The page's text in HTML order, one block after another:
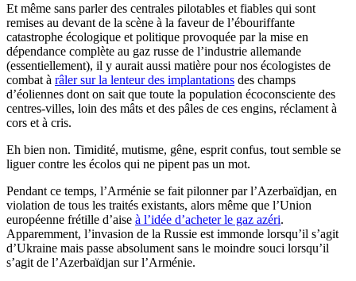
Et même sans parler des centrales pilotables et fiables qui sont
remises au devant de la scène à la faveur de l’ébouriffante
catastrophe écologique et politique provoquée par la mise en
dépendance complète au gaz russe de l’industrie allemande
(essentiellement), il y aurait aussi matière pour nos écologistes de
combat à râler sur la lenteur des implantations des champs
d’éoliennes dont on sait que toute la population écoconsciente des
centres-villes, loin des mâts et des pâles de ces engins, réclament à
cors et à cris.
Eh bien non. Timidité, mutisme, gêne, esprit confus, tout semble se
liguer contre les écolos qui ne pipent pas un mot.
Pendant ce temps, l’Arménie se fait pilonner par l’Azerbaïdjan, en
violation de tous les traités existants, alors même que l’Union
européenne frétille d’aise à l’idée d’acheter le gaz azéri.
Apparemment, l’invasion de la Russie est immonde lorsqu’il s’agit
d’Ukraine mais passe absolument sans le moindre souci lorsqu’il
s’agit de l’Azerbaïdjan sur l’Arménie.